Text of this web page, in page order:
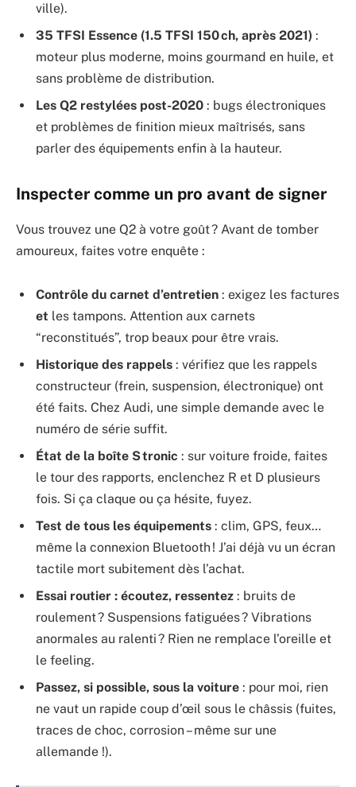
ville).
35 TFSI Essence (1.5 TFSI 150 ch, après 2021) :
moteur plus moderne, moins gourmand en huile, et
sans problème de distribution.
Les Q2 restylées post-2020 : bugs électroniques
et problèmes de finition mieux maîtrisés, sans
parler des équipements enfin à la hauteur.
Inspecter comme un pro avant de signer
Vous trouvez une Q2 à votre goût ? Avant de tomber
amoureux, faites votre enquête :
Contrôle du carnet d’entretien : exigez les factures
et les tampons. Attention aux carnets
“reconstitués”, trop beaux pour être vrais.
Historique des rappels : vérifiez que les rappels
constructeur (frein, suspension, électronique) ont
été faits. Chez Audi, une simple demande avec le
numéro de série suffit.
État de la boîte S tronic : sur voiture froide, faites
le tour des rapports, enclenchez R et D plusieurs
fois. Si ça claque ou ça hésite, fuyez.
Test de tous les équipements : clim, GPS, feux…
même la connexion Bluetooth ! J’ai déjà vu un écran
tactile mort subitement dès l’achat.
Essai routier : écoutez, ressentez : bruits de
roulement ? Suspensions fatiguées ? Vibrations
anormales au ralenti ? Rien ne remplace l’oreille et
le feeling.
Passez, si possible, sous la voiture : pour moi, rien
ne vaut un rapide coup d’œil sous le châssis (fuites,
traces de choc, corrosion – même sur une
allemande !).